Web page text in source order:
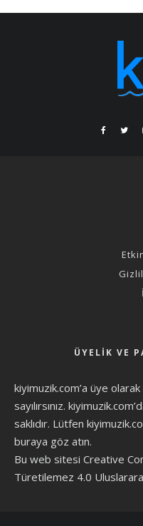
ÜYELIK VE
kiyimuzik.com’a üye olarak
sayılırsınız.
saklıdır. Lütfen
buraya göz atın.
Bu web sitesi Creative
Türetilemez 4.0